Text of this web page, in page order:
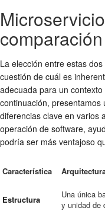
La elección entre estas
cuestión de cuál es
adecuada para un
continuación,
diferencias clave en varios
operación de software,
podría ser más ventajoso
Característica
Estructura
Una única
y unidad de